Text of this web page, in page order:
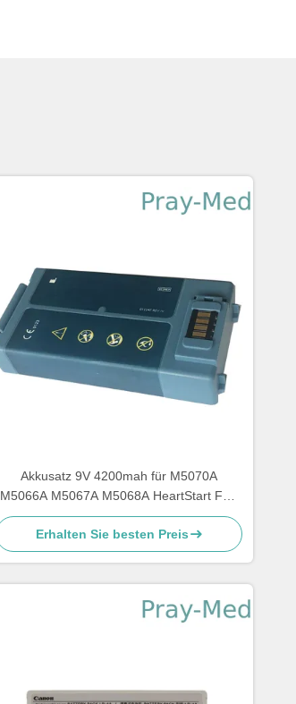
Akkusatz 9V 4200mah für M5070A
M5066A M5067A M5068A HeartStart FRx
HS1
Erhalten Sie besten Preis